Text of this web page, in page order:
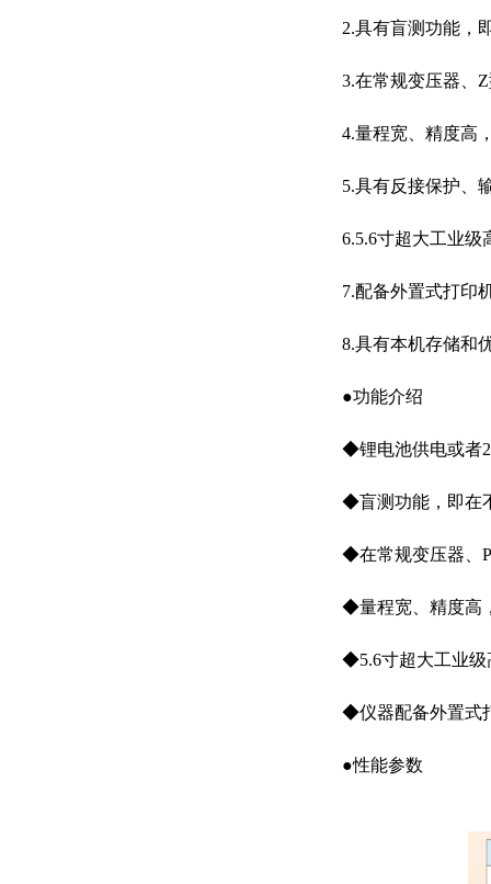
2.具有盲测功能，
3.在常规变压器、
4.量程宽、精度高
5.具有反接保护、
6.5.6寸超大工业级
7.配备外置式打印
8.具有本机存储和
●功能介绍
◆锂电池供电或者
◆盲测功能，即在
◆在常规变压器、
◆量程宽、精度高
◆5.6寸超大工业级
◆仪器配备外置式
●性能参数